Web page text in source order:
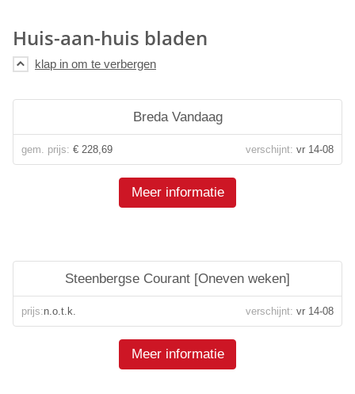
Huis-aan-huis bladen
Breda Vandaag
gem. prijs: € 228,69 verschijnt: vr 14-08
Meer informatie
Steenbergse Courant [Oneven weken]
prijs:n.o.t.k. verschijnt: vr 14-08
Meer informatie